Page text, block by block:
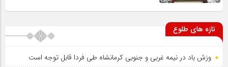
تازه های طلوع
وزش باد در نیمه غربی و جنوبی کرمانشاه طی فردا قابل توجه است